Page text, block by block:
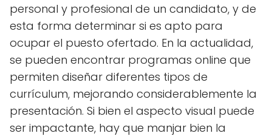
personal y profesional de un candidato, y de
esta forma determinar si es apto para
ocupar el puesto ofertado. En la actualidad,
se pueden encontrar programas online que
permiten diseñar diferentes tipos de
currículum, mejorando considerablemente la
presentación. Si bien el aspecto visual puede
ser impactante, hay que manjar bien la